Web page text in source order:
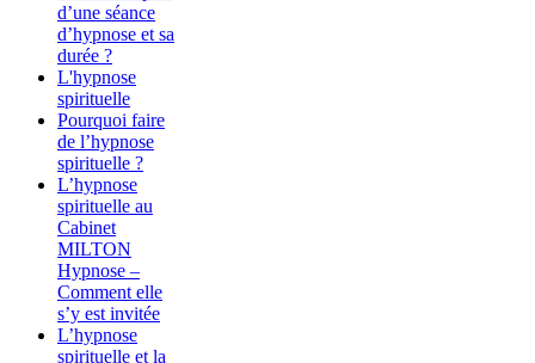
d’une séance
d’hypnose et sa
durée ?
L'hypnose
spirituelle
Pourquoi faire
de l’hypnose
spirituelle ?
L’hypnose
spirituelle au
Cabinet
MILTON
Hypnose –
Comment elle
s’y est invitée
L’hypnose
spirituelle et la